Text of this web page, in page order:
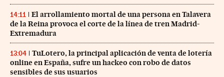
14:11
El arrollamiento mortal de una persona en Talavera
de la Reina provoca el corte de la línea de tren Madrid-
Extremadura
13:04
TuLotero, la principal aplicación de venta de lotería
online en España, sufre un hackeo con robo de datos
sensibles de sus usuarios